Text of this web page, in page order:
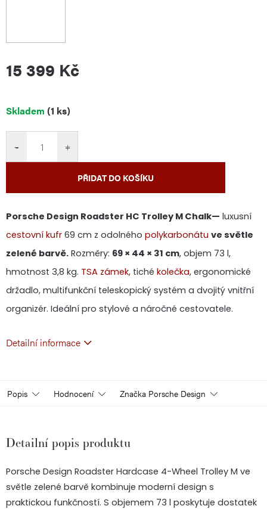
15 399 Kč
Měrná
Skladem (1 ks)
+
−
PŘIDAT DO KOŠÍKU
Porsche Design Roadster HC Trolley M Chalk— luxusní
cestovní kufr 69 cm z odolného polykarbonátu ve světle
zelené barvě. Rozměry: 69 × 44 × 31 cm, objem 73 l,
hmotnost 3,8 kg. TSA zámek, tiché kolečka, ergonomické
držadlo, multifunkční teleskopický systém a dvojitý vnitřní
organizér. Ideální pro stylové a náročné cestovatele.
Detailní informace
Popis Hodnocení Značka Porsche Design
Detailní popis produktu
Porsche Design Roadster Hardcase 4-Wheel Trolley M ve
světle zelené barvě kombinuje moderní design s
praktickou funkčností. S objemem 73 l poskytuje dostatek